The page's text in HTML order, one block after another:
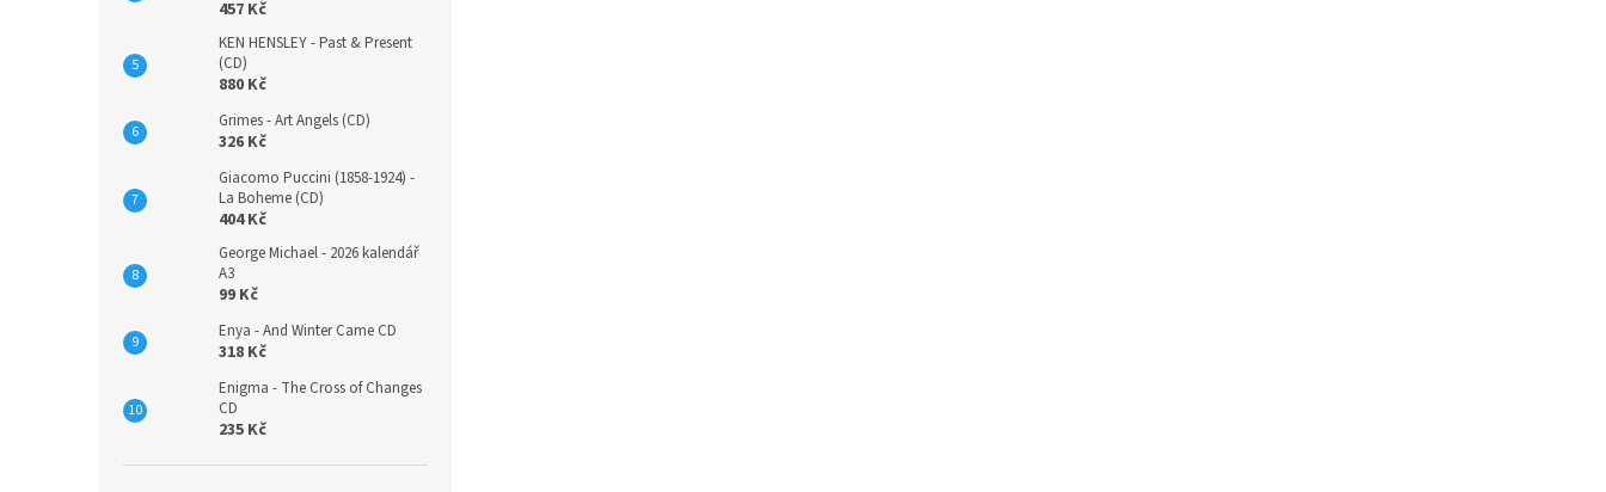
457 Kč
KEN HENSLEY - Past & Present
(CD)
880 Kč
Grimes - Art Angels (CD)
326 Kč
Giacomo Puccini (1858-1924) -
La Boheme (CD)
404 Kč
George Michael - 2026 kalendář
A3
99 Kč
Enya - And Winter Came CD
318 Kč
Enigma - The Cross of Changes
CD
235 Kč